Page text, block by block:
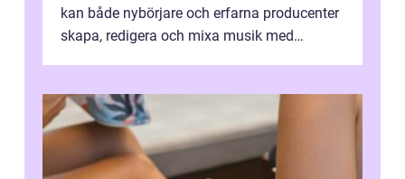
kan både nybörjare och erfarna producenter
skapa, redigera och mixa musik med